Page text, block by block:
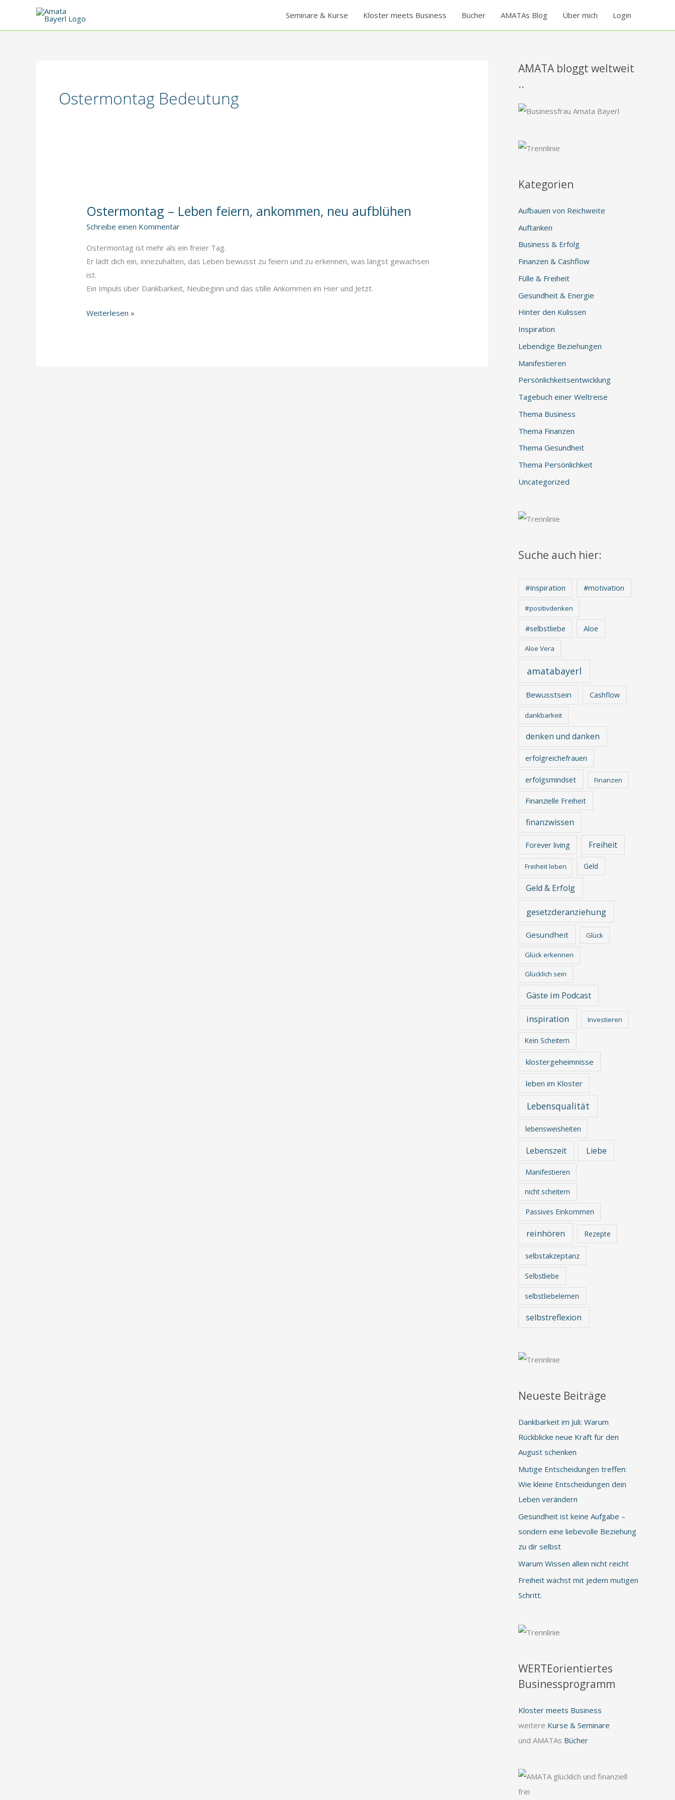
springen
Seminare & Kurse Kloster meets Business Bücher AMATAs Blog Über mich Login
Ostermontag Bedeutung
Ostermontag – Leben feiern, ankommen, neu aufblühen
Schreibe einen Kommentar
Ostermontag ist mehr als ein freier Tag.
Er lädt dich ein, innezuhalten, das Leben bewusst zu feiern und zu erkennen, was längst gewachsen
ist.
Ein Impuls über Dankbarkeit, Neubeginn und das stille Ankommen im Hier und Jetzt.
Ostermontag
Weiterlesen »
AMATA bloggt weltweit
..
Kategorien
Aufbauen von Reichweite
Auftanken
Business & Erfolg
Finanzen & Cashflow
Fülle & Freiheit
Gesundheit & Energie
Hinter den Kulissen
Inspiration
Lebendige Beziehungen
Manifestieren
Persönlichkeitsentwicklung
Tagebuch einer Weltreise
Thema Business
Thema Finanzen
Thema Gesundheit
Thema Persönlichkeit
Uncategorized
Suche auch hier:
#Inspiration #motivation
#positivdenken
#selbstliebe Aloe
Aloe Vera
amatabayerl
Bewusstsein Cashflow
dankbarkeit
denken und danken
erfolgreichefrauen
erfolgsmindset Finanzen
Finanzielle Freiheit
finanzwissen
Forever living Freiheit
Freiheit leben Geld
Geld & Erfolg
gesetzderanziehung
Gesundheit Glück
Glück erkennen
Glücklich sein
Gäste im Podcast
inspiration Investieren
Kein Scheitern
klostergeheimnisse
leben im Kloster
Lebensqualität
lebensweisheiten
Lebenszeit Liebe
Manifestieren
nicht scheitern
Passives Einkommen
reinhören Rezepte
selbstakzeptanz
Selbstliebe
selbstliebelernen
selbstreflexion
Neueste Beiträge
Dankbarkeit im Juli: Warum
Rückblicke neue Kraft für den
August schenken
Mutige Entscheidungen treffen:
Wie kleine Entscheidungen dein
Leben verändern
Gesundheit ist keine Aufgabe –
sondern eine liebevolle Beziehung
zu dir selbst
Warum Wissen allein nicht reicht
Freiheit wächst mit jedem mutigen
Schritt.
WERTEorientiertes
Businessprogramm
Kloster meets Business
weitere Kurse & Seminare
und AMATAs Bücher